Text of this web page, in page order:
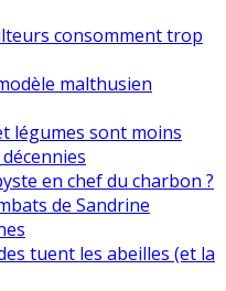
consomment trop
malthusien
légumes sont moins
en chef du charbon ?
de Sandrine
tuent les abeilles (et la